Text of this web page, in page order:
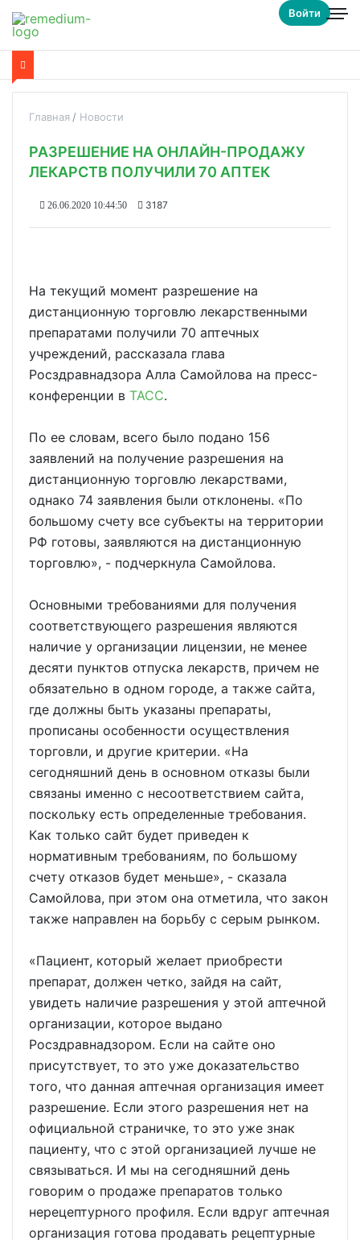
Войти
Главная Новости
РАЗРЕШЕНИЕ НА ОНЛАЙН-ПРОДАЖУ
ЛЕКАРСТВ ПОЛУЧИЛИ 70 АПТЕК
26.06.2020 10:44:50 3187
На текущий момент разрешение на
дистанционную торговлю лекарственными
препаратами получили 70 аптечных
учреждений, рассказала глава
Росздравнадзора Алла Самойлова на пресс-
конференции в ТАСС.
По ее словам, всего было подано 156
заявлений на получение разрешения на
дистанционную торговлю лекарствами,
однако 74 заявления были отклонены. «По
большому счету все субъекты на территории
РФ готовы, заявляются на дистанционную
торговлю», - подчеркнула Самойлова.
Основными требованиями для получения
соответствующего разрешения являются
наличие у организации лицензии, не менее
десяти пунктов отпуска лекарств, причем не
обязательно в одном городе, а также сайта,
где должны быть указаны препараты,
прописаны особенности осуществления
торговли, и другие критерии. «На
сегодняшний день в основном отказы были
связаны именно с несоответствием сайта,
поскольку есть определенные требования.
Как только сайт будет приведен к
нормативным требованиям, по большому
счету отказов будет меньше», - сказала
Самойлова, при этом она отметила, что закон
также направлен на борьбу с серым рынком.
«Пациент, который желает приобрести
препарат, должен четко, зайдя на сайт,
увидеть наличие разрешения у этой аптечной
организации, которое выдано
Росздравнадзором. Если на сайте оно
присутствует, то это уже доказательство
того, что данная аптечная организация имеет
разрешение. Если этого разрешения нет на
официальной страничке, то это уже знак
пациенту, что с этой организацией лучше не
связываться. И мы на сегодняшний день
говорим о продаже препаратов только
нерецептурного профиля. Если вдруг аптечная
организация готова продавать рецептурные